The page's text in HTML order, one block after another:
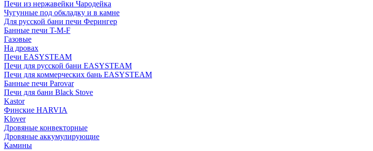
Печи из нержавейки Чародейка
Чугунные под обкладку и в камне
Для русской бани печи Ферингер
Банные печи T-M-F
Газовые
На дровах
Печи EASYSTEAM
Печи для русской бани EASYSTEAM
Печи для коммерческих бань EASYSTEAM
Банные печи Parovar
Печи для бани Black Stove
Kastor
Финские HARVIA
Klover
Дровяные конвекторные
Дровяные аккумулирующие
Камины